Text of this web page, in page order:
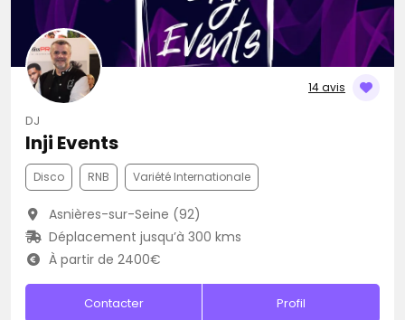
14 avis
DJ
Inji Events
Disco RNB Variété Internationale
Asnières-sur-Seine (92)
Déplacement jusqu’à 300 kms
À partir de 2400€
Contacter Profil